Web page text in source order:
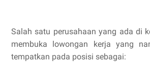
Salah satu perusahaan yang ada di
membuka lowongan kerja yang
tempatkan pada posisi sebagai: